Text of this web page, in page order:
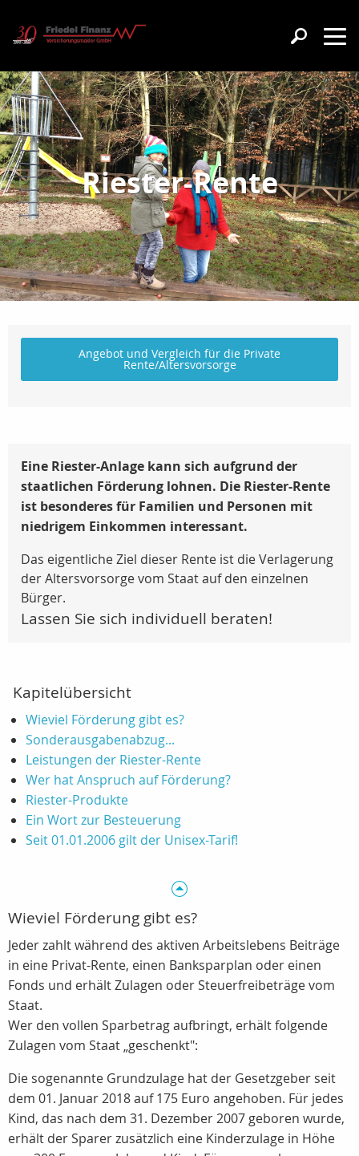
Riester-Rente
Angebot und Vergleich für die Private
Rente/Altersvorsorge
Eine Riester-Anlage kann sich aufgrund der
staatlichen Förderung lohnen. Die Riester-Rente
ist besonderes für Familien und Personen mit
niedrigem Einkommen interessant.
Das eigentliche Ziel dieser Rente ist die Verlagerung
der Altersvorsorge vom Staat auf den einzelnen
Bürger.
Lassen Sie sich individuell beraten!
Kapitelübersicht
Wieviel Förderung gibt es?
Sonderausgabenabzug...
Leistungen der Riester-Rente
Wer hat Anspruch auf Förderung?
Riester-Produkte
Ein Wort zur Besteuerung
Seit 01.01.2006 gilt der Unisex-Tarif!
Wieviel Förderung gibt es?
Jeder zahlt während des aktiven Arbeitslebens Beiträge
in eine Privat-Rente, einen Banksparplan oder einen
Fonds und erhält Zulagen oder Steuerfreibeträge vom
Staat.
Wer den vollen Sparbetrag aufbringt, erhält folgende
Zulagen vom Staat „geschenkt":
Die sogenannte Grundzulage hat der Gesetzgeber seit
dem 01. Januar 2018 auf 175 Euro angehoben. Für jedes
Kind, das nach dem 31. Dezember 2007 geboren wurde,
erhält der Sparer zusätzlich eine Kinderzulage in Höhe